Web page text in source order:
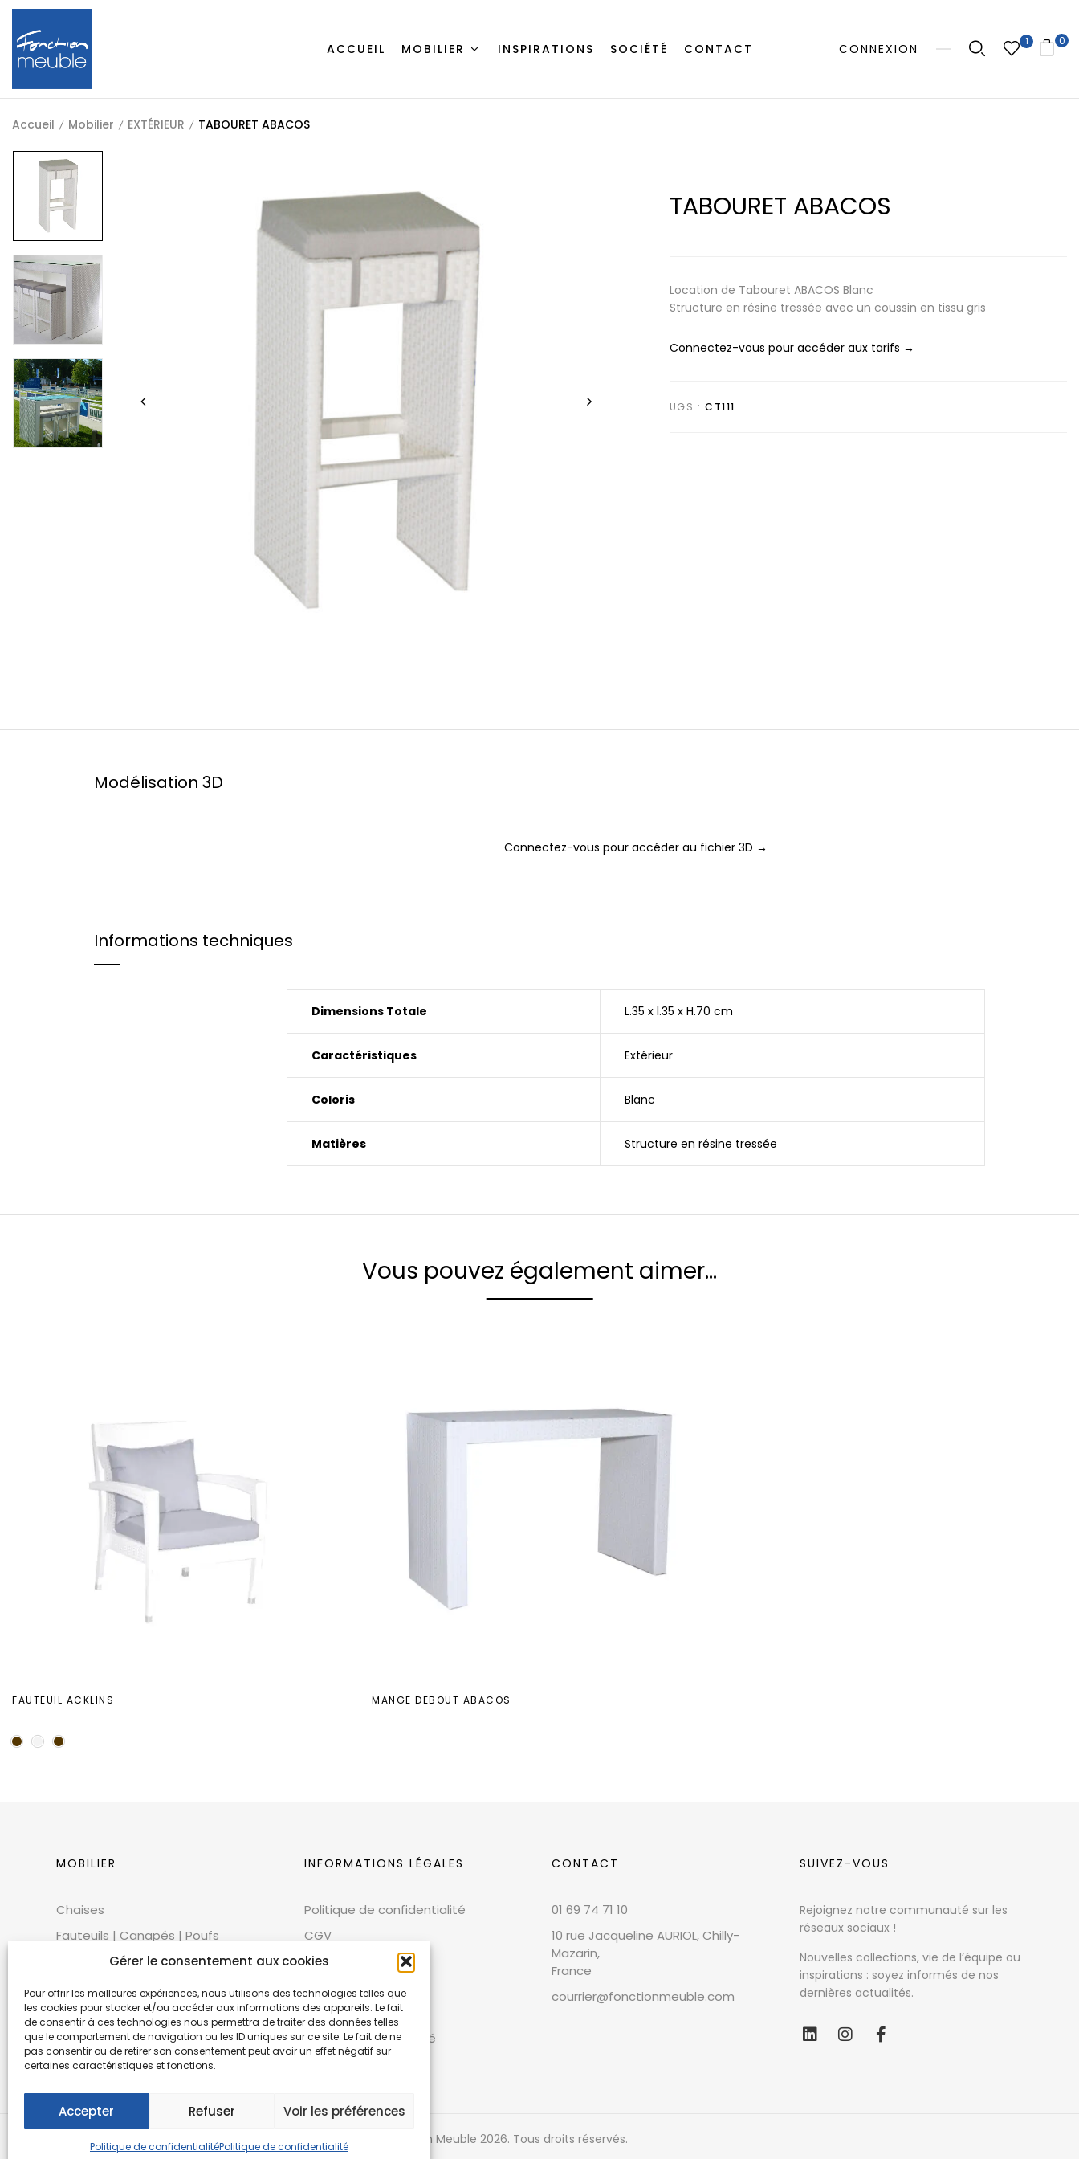
Gérer le consentement aux cookies
Pour offrir les meilleures expériences, nous utilisons des technologies telles que
les cookies pour stocker et/ou accéder aux informations des appareils. Le fait
de consentir à ces technologies nous permettra de traiter des données telles
que le comportement de navigation ou les ID uniques sur ce site. Le fait de ne
pas consentir ou de retirer son consentement peut avoir un effet négatif sur
certaines caractéristiques et fonctions.
Accepter Refuser Voir les préférences
Politique de confidentialitéPolitique de confidentialité
ACCUEIL MOBILIER INSPIRATIONS SOCIÉTÉ CONTACT CONNEXION
1 0
Accueil Mobilier EXTÉRIEUR TABOURET ABACOS
TABOURET ABACOS
Location de Tabouret ABACOS Blanc
Structure en résine tressée avec un coussin en tissu gris
Connectez-vous pour accéder aux tarifs →
UGS : CT111
Modélisation 3D
Connectez-vous pour accéder au fichier 3D →
Informations techniques
Dimensions Totale L.35 x l.35 x H.70 cm
Caractéristiques Extérieur
Coloris Blanc
Matières Structure en résine tressée
Vous pouvez également aimer…
FAUTEUIL ACKLINS MANGE DEBOUT ABACOS
MOBILIER
Chaises
Fauteuils | Canapés | Poufs
Mobilier extérieur
Tables
Bars | Comptoirs
Mobilier scénique | Accessoires
Accessoires décoratifs
INFORMATIONS LÉGALES
Politique de confidentialité
CGV
CGU
Cookies
Mentions légales
Éthique et conformité
CONTACT
01 69 74 71 10
10 rue Jacqueline AURIOL, Chilly-
Mazarin,
France
courrier@fonctionmeuble.com
SUIVEZ-VOUS
Rejoignez notre communauté sur les
réseaux sociaux !
Nouvelles collections, vie de l’équipe ou
inspirations : soyez informés de nos
dernières actualités.
© Copyright Fonction Meuble 2026. Tous droits réservés.